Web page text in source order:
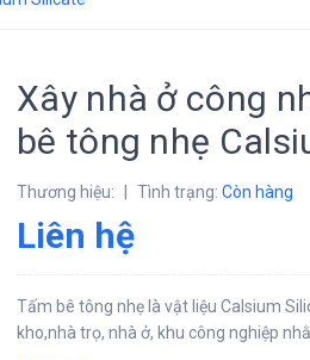
Xây nhà ở công
bê tông nhẹ
Thương hiệu: Tình trạng: Còn hàng
Liên hệ
Tấm bê tông nhẹ là vật liệu Calsium
kho,nhà trọ, nhà ở, khu công nghiệp